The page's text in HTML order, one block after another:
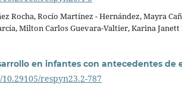
Rocha, Rocío Martínez - Hernández, Mayra
Milton Carlos Guevara-Valtier, Karina
en infantes con antecedentes de
respyn23.2-787